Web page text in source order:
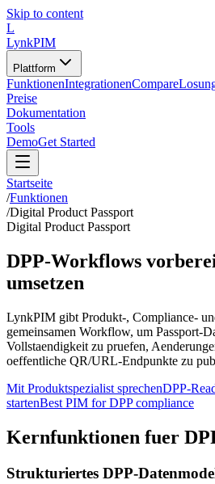
Skip to content
L
LynkPIM
Plattform
FunktionenIntegrationenCompare
Preise
Dokumentation
Tools
DemoGet Started
Startseite
/Funktionen
/Digital Product Passport
Digital Product Passport
DPP-Workflows
umsetzen
LynkPIM gibt Produkt-, Compliance-
gemeinsamen Workflow, um Passport-
Vollstaendigkeit zu pruefen,
oeffentliche QR/URL-Endpunkte zu
Mit Produktspezialist sprechenDPP-
startenBest PIM for DPP compliance
Kernfunktionen fuer
Strukturiertes DPP-